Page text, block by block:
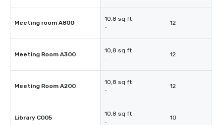
Meeting room A800
10,8 sq ft
-
12
Meeting Room A300
10,8 sq ft
-
12
Meeting Room A200
10,8 sq ft
-
12
Library C005
10,8 sq ft
-
10